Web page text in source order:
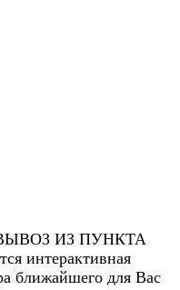
ИЗ ПУНКТА
интерактивная
ближайшего для Вас